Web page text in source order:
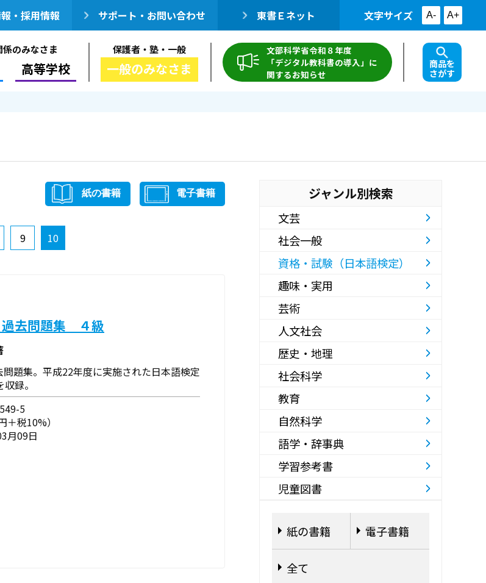
・採用情報 サポート・お問い合わせ 東書Ｅネット 文字サイズ A- A+
のみなさま
高等学校
保護者・塾・一般
一般のみなさま
文部科学省令和８年度
「デジタル教科書の導入」に
関するお知らせ
商品を
さがす
紙の書籍 電子書籍
9 10
過去問題集 ４級
題集。平成22年度に実施された日本語検定
録。
5
税10%）
月09日
ジャンル別検索
文芸
社会一般
資格・試験（日本語検定）
趣味・実用
芸術
人文社会
歴史・地理
社会科学
教育
自然科学
語学・辞事典
学習参考書
児童図書
紙の書籍 電子書籍
全て